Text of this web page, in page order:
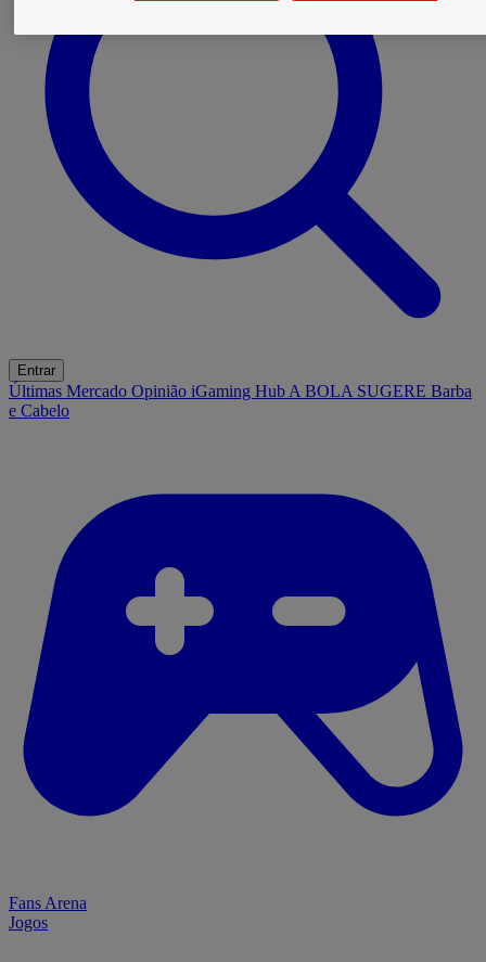
Entrar
Últimas Mercado Opinião iGaming Hub A BOLA SUGERE Barba
e Cabelo
Fans Arena
Jogos